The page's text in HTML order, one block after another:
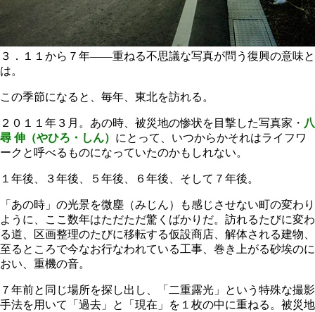
３．１１から７年――重ねる不思議な写真が問う復興の意味と
は。
この季節になると、毎年、東北を訪れる。
２０１１年３月。あの時、被災地の惨状を目撃した写真家・ 八
尋 伸（やひろ・しん） にとって、いつからかそれはライフワ
ークと呼べるものになっていたのかもしれない。
１年後、３年後、５年後、６年後、そして７年後。
「あの時」の光景を微塵（みじん）も感じさせない町の変わり
ように、ここ数年はただただ驚くばかりだ。訪れるたびに変わ
る道、区画整理のたびに移転する仮設商店、解体される建物、
至るところで今なお行なわれている工事、巻き上がる砂埃のに
おい、重機の音。
７年前と同じ場所を探し出し、「二重露光」という特殊な撮影
手法を用いて「過去」と「現在」を１枚の中に重ねる。被災地